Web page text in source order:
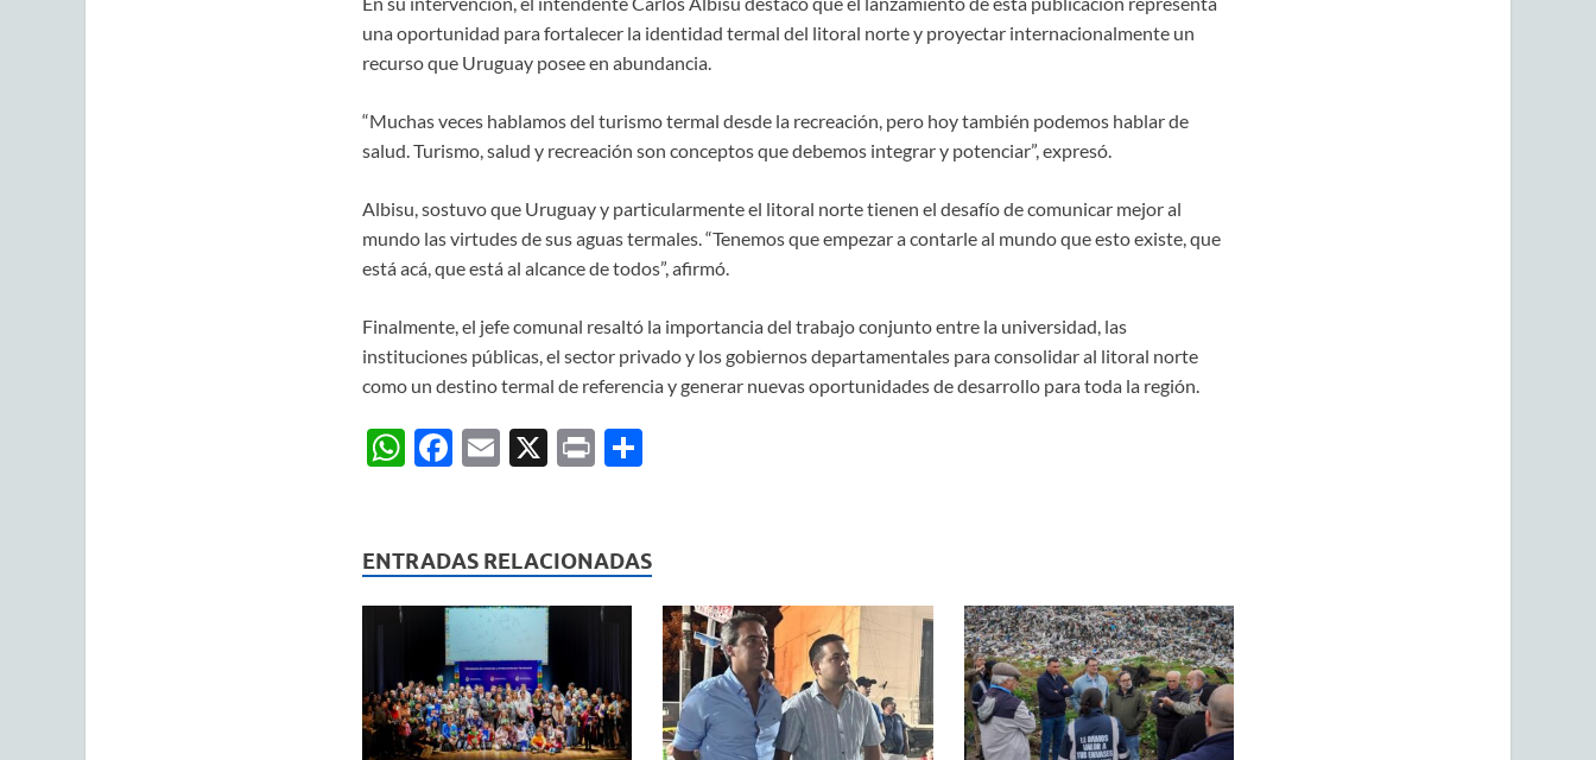
una oportunidad para fortalecer la identidad termal del litoral norte y proyectar internacionalmente un
recurso que Uruguay posee en abundancia.
“Muchas veces hablamos del turismo termal desde la recreación, pero hoy también podemos hablar de
salud. Turismo, salud y recreación son conceptos que debemos integrar y potenciar”, expresó.
Albisu, sostuvo que Uruguay y particularmente el litoral norte tienen el desafío de comunicar mejor al
mundo las virtudes de sus aguas termales. “Tenemos que empezar a contarle al mundo que esto existe, que
está acá, que está al alcance de todos”, afirmó.
Finalmente, el jefe comunal resaltó la importancia del trabajo conjunto entre la universidad, las
instituciones públicas, el sector privado y los gobiernos departamentales para consolidar al litoral norte
como un destino termal de referencia y generar nuevas oportunidades de desarrollo para toda la región.
W
s
A
p
F
b
o
o
k
E X P C
p
ar
ti
ENTRADAS RELACIONADAS